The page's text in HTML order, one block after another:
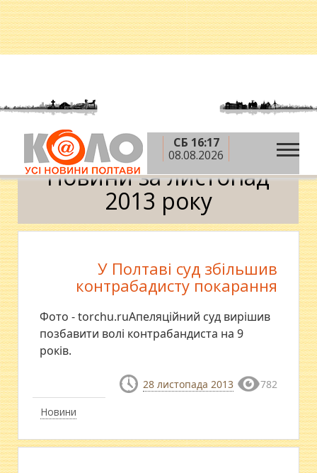
СБ 16:17
08.08.2026
Головна » 2013 рік » листопад
Новини за листопад
2013 року
Новини
У Полтаві суд збільшив
контрабадисту покарання
Фото - torchu.ruАпеляційний суд вирішив
позбавити волі контрабандиста на 9
років.
28 листопада 2013 782